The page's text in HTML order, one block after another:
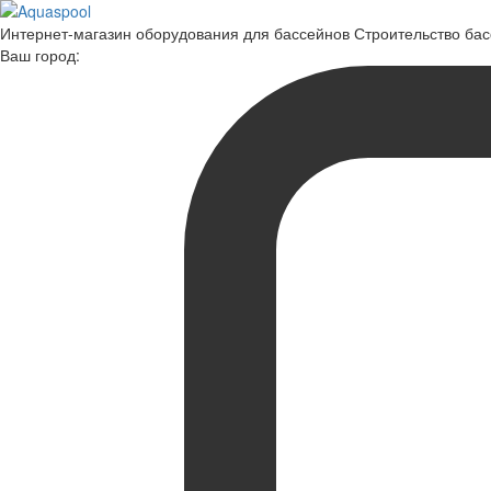
Интернет-магазин оборудования для бассейнов Строительство
Ваш город: